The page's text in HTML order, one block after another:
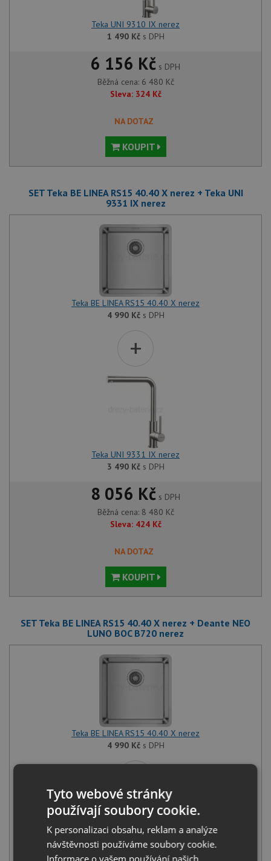
Teka UNI 9310 IX nerez
1 490 Kčs DPH
6 156 Kč s DPH
Běžná cena: 6 480 Kč
Sleva: 324 Kč
NA DOTAZ
KOUPIT
SET Teka BE LINEA RS15 40.40 X nerez + Teka UNI
9331 IX nerez
Teka BE LINEA RS15 40.40 X nerez
4 990 Kčs DPH
+
Teka UNI 9331 IX nerez
3 490 Kčs DPH
8 056 Kč s DPH
Běžná cena: 8 480 Kč
Sleva: 424 Kč
NA DOTAZ
KOUPIT
SET Teka BE LINEA RS15 40.40 X nerez + Deante NEO
LUNO BOC B720 nerez
Teka BE LINEA RS15 40.40 X nerez
4 990 Kčs DPH
Tyto webové stránky
používají soubory cookie.
K personalizaci obsahu, reklam a analýze
návštěvnosti používáme soubory cookie.
Informace o vašem používání našich